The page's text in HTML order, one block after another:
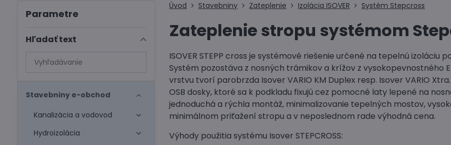
Úvod Stavebniny Zateplenie Izolácia ISOVER Systém Stepcross
Zateplenie stropu systémom
ISOVER STEPP cross je systémové riešenie určené na tepelnú
Systém pozostáva z nosných trámikov a krížov z vysokopevnostného
vrstvu tvorí parobrzda Isover VARIO KM Duplex resp. Isover VARIO
OSB dosky, ktoré sa k podkladu fixujú cez pomocné laty lepené na
jednoduchá a rýchla montáž, minimalizovanie tepelných mostov,
minimálnom priťažení stropu a v neposlednom rade výhodná cena.
Výhody použitia systému Isover STEPCROSS:
Parametre
Hľadať text
Prehľadať
výsledky
fulltextom
Stavebniny e-obchod
Kanalizácia a vodovod
Hydroizolácia